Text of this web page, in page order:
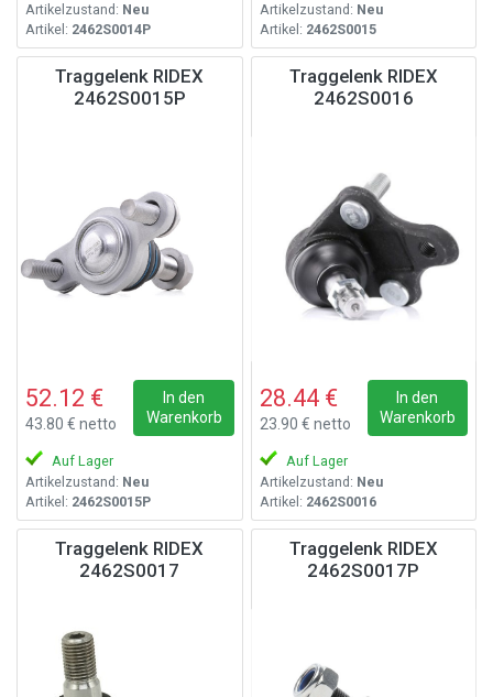
Artikelzustand: Neu
Artikel: 2462S0014P
Artikelzustand: Neu
Artikel: 2462S0015
Traggelenk RIDEX
2462S0015P
52.12 €
43.80 € netto
In den
Warenkorb
Auf Lager
Artikelzustand: Neu
Artikel: 2462S0015P
Traggelenk RIDEX
2462S0016
28.44 €
23.90 € netto
In den
Warenkorb
Auf Lager
Artikelzustand: Neu
Artikel: 2462S0016
Traggelenk RIDEX
2462S0017
Traggelenk RIDEX
2462S0017P